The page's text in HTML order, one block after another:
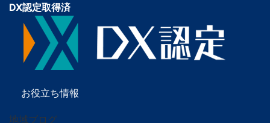
DX認定取得済
お役立ち情報
地域ブログ